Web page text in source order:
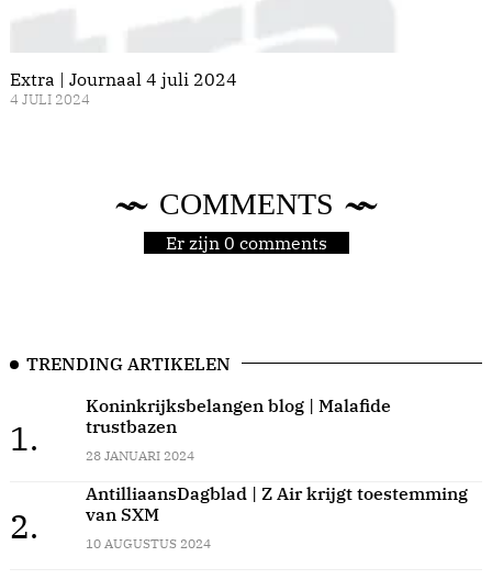
Extra | Journaal 4 juli 2024
4 JULI 2024
COMMENTS
Er zijn 0 comments
TRENDING ARTIKELEN
1.
Koninkrijksbelangen blog | Malafide
trustbazen
28 JANUARI 2024
2.
AntilliaansDagblad | Z Air krijgt toestemming
van SXM
10 AUGUSTUS 2024